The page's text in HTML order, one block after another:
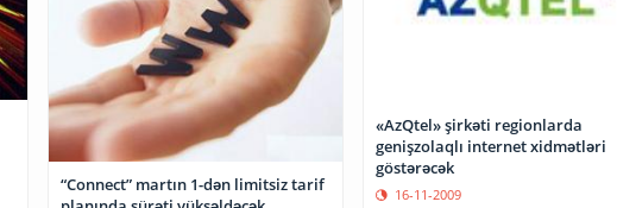
“Connect” martın 1-dən limitsiz tarif
«AzQtel» şirkəti regionlarda
genişzolaqlı internet xidmətləri
göstərəcək
16-11-2009